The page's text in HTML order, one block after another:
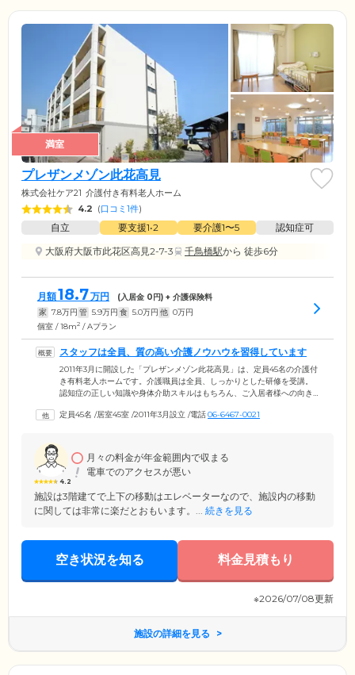
満室
プレザンメゾン此花高見
株式会社ケア21 介護付き有料老人ホーム
4.2 (口コミ1件)
自立 要支援1•2 要介護1〜5
認知症可
大阪府大阪市此花区高見2-7-3
千鳥橋駅から 徒歩6分
月額18.7万円 (入居金 0円) + 介護保険料
家 7.8万円 管 5.9万円 食 5.0万円 他 0万円
個室 / 18m2 / Aプラン
スタッフは全員、質の高い介護ノウハウを習得しています
2011年3月に開設した「プレザンメゾン此花高見」は、定員45名の介護付
き有料老人ホームです。介護職員は全員、しっかりとした研修を受講。
認知症の正しい知識や身体介助スキルはもちろん、ご入居者様への向き
24時間常駐しているため、いつでも安心してお過ごしください。ご入居
康面に不安がある方も、ぜひ一度ご相談ください。ホームへは「千鳥
橋」駅から徒歩約7分。アクセスもよく通勤前後にお気軽に顔を見にきて
いただけます。
定員45名 /居室45室 /2011年3月設立 /電話06-6467-0021
4.2
月々の料金が年金範囲内で収まる
電車でのアクセスが悪い
施設は3階建てで上下の移動はエレベーターなので、施設内の移動
に関しては非常に楽だとおもいます。... 続きを見る
空き状況を知る 料金見積もり
※2026/07/08更新
施設の詳細を見る